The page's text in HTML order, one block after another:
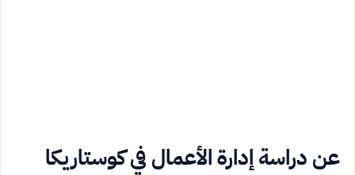
عن دراسة إدارة الأعمال في كوستاريكا